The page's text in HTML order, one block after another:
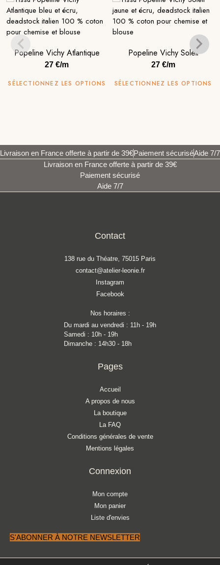
Popeline Vichy Atlantique
27 €/m
SÉLECTIONNEZ LES OPTIONS
Popeline Vichy Soleil
27 €/m
SÉLECTIONNEZ LES OPTIONS
Livraison en France offerte à partir de 39€Paiement sécuriséAide 7/7
Livraison en France offerte à partir de 39€
Paiement sécurisé
Aide 7/7
Contact
138 rue du Théatre, 75015 Paris
contact@atelier-leonie.fr
Instagram
Facebook
Nos horaires :
Du mardi au vendredi : 11h - 19h
Samedi : 10h - 19h
Dimanche : 14h30 - 18h
Pages
Accueil
A propos de nous
La boutique
La FAQ
Conditions générales de vente
Mentions légales
Connexion
Mon compte
Mon panier
Liste d'envies
S'ABONNER À NOTRE NEWSLETTER